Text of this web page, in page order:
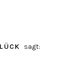
sagt: